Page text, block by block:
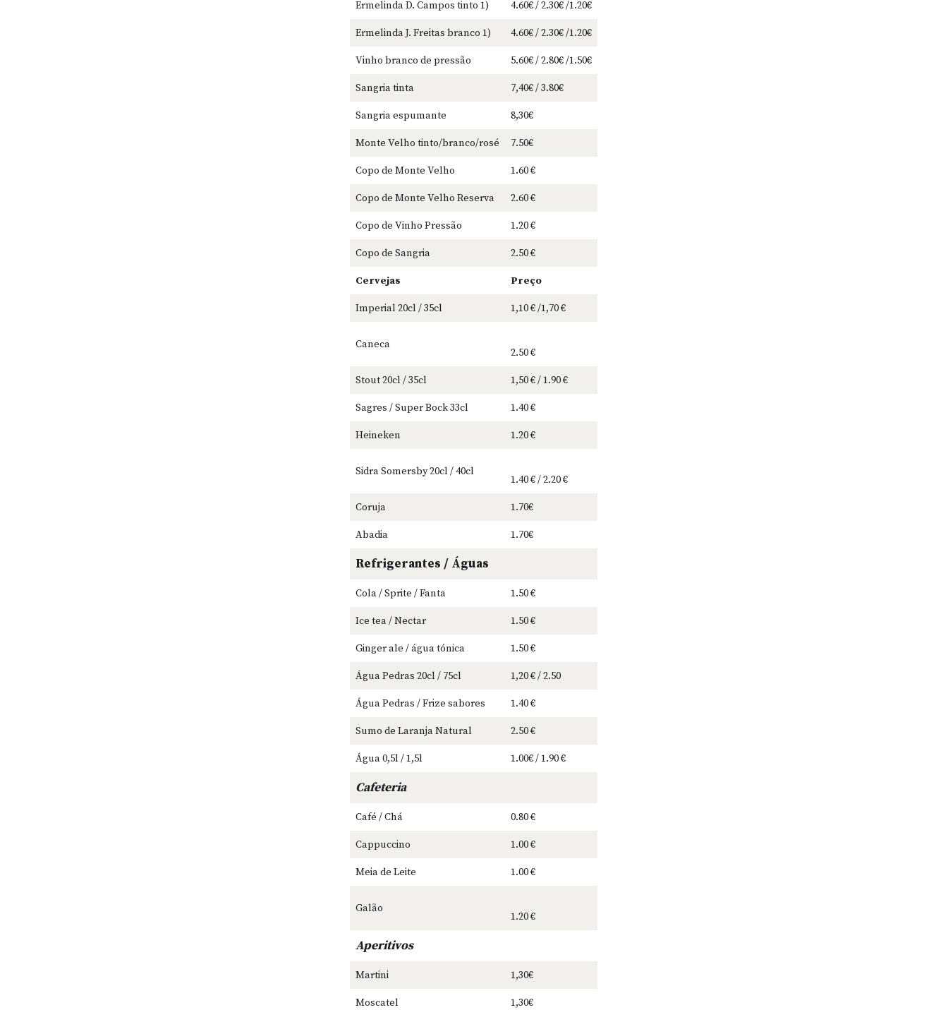
Ermelinda D. Campos tinto 1) 4.60€ / 2.30€ /1.20€
Ermelinda J. Freitas branco 1) 4.60€ / 2.30€ /1.20€
Vinho branco de pressão 5.60€ / 2.80€ /1.50€
Sangria tinta 7,40€ / 3.80€
Sangria espumante 8,30€
Monte Velho tinto/branco/rosé 7.50€
Copo de Monte Velho 1.60 €
Copo de Monte Velho Reserva 2.60 €
Copo de Vinho Pressão 1.20 €
Copo de Sangria 2.50 €
Cervejas Preço
Imperial 20cl / 35cl 1,10 € /1,70 €
Caneca
2.50 €
Stout 20cl / 35cl 1,50 € / 1.90 €
Sagres / Super Bock 33cl 1.40 €
Heineken 1.20 €
Sidra Somersby 20cl / 40cl
1.40 € / 2.20 €
Coruja 1.70€
Abadia 1.70€
Refrigerantes / Águas
Cola / Sprite / Fanta 1.50 €
Ice tea / Nectar 1.50 €
Ginger ale / água tónica 1.50 €
Água Pedras 20cl / 75cl 1,20 € / 2.50
Água Pedras / Frize sabores 1.40 €
Sumo de Laranja Natural 2.50 €
Água 0,5l / 1,5l 1.00€ / 1.90 €
Cafeteria
Café / Chá 0.80 €
Cappuccino 1.00 €
Meia de Leite 1.00 €
Galão
1.20 €
Aperitivos
Martini 1,30€
Moscatel 1,30€